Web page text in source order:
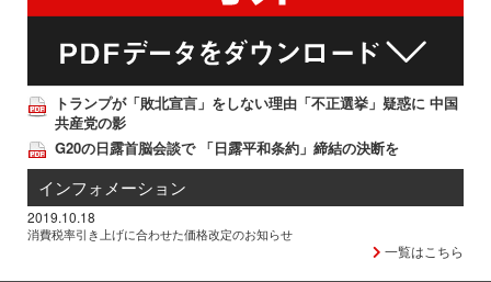
トランプが「敗北宣言」をしない理由「不正選挙」疑惑に 中国
共産党の影
G20の日露首脳会談で 「日露平和条約」締結の決断を
インフォメーション
2019.10.18
消費税率引き上げに合わせた価格改定のお知らせ
一覧はこちら